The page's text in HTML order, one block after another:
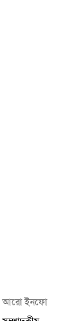
আরো ইনফো